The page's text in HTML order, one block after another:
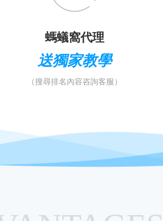
螞蟻窩代理
送獨家教學
（搜尋排名內容咨詢客服）